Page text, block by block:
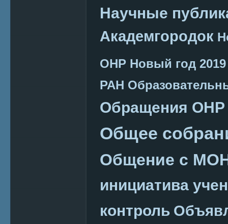
Научные
Академгородок
ОНР Новый год 2019
РАН
Обращения ОНР
Общее
Общение с
инициатива
контроль